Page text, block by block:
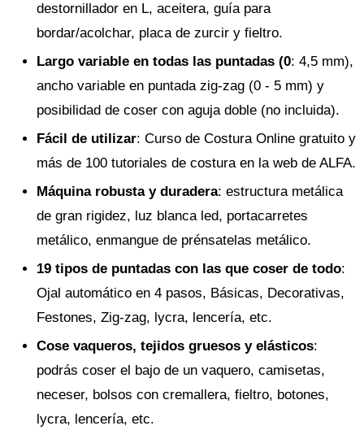
destornillador en L, aceitera, guía para
bordar/acolchar, placa de zurcir y fieltro.
Largo variable en todas las puntadas (0: 4,5 mm),
ancho variable en puntada zig-zag (0 - 5 mm) y
posibilidad de coser con aguja doble (no incluida).
Fácil de utilizar: Curso de Costura Online gratuito y
más de 100 tutoriales de costura en la web de ALFA.
Máquina robusta y duradera: estructura metálica
de gran rigidez, luz blanca led, portacarretes
metálico, enmangue de prénsatelas metálico.
19 tipos de puntadas con las que coser de todo:
Ojal automático en 4 pasos, Básicas, Decorativas,
Festones, Zig-zag, lycra, lencería, etc.
Cose vaqueros, tejidos gruesos y elásticos:
podrás coser el bajo de un vaquero, camisetas,
neceser, bolsos con cremallera, fieltro, botones,
lycra, lencería, etc.